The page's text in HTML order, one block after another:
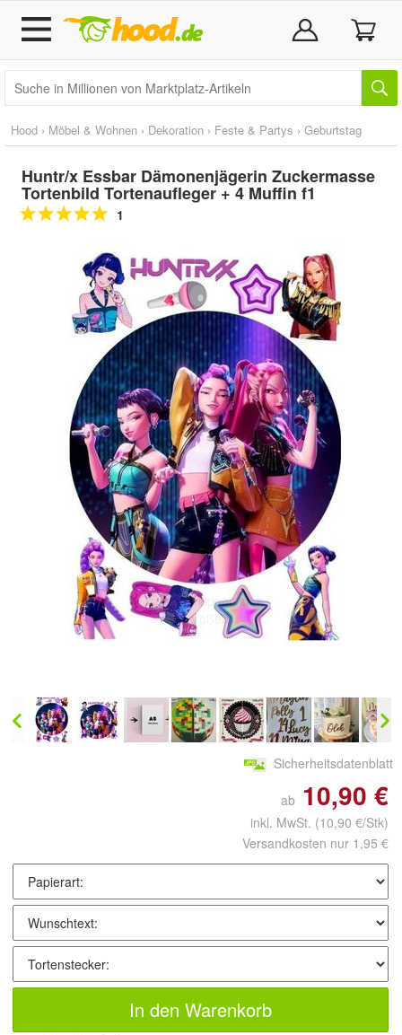
Hood › Möbel & Wohnen › Dekoration › Feste & Partys › Geburtstag
Huntr/x Essbar Dämonenjägerin Zuckermasse
Tortenbild Tortenaufleger + 4 Muffin f1
1
Doppelt antippen zum
vergrößern
Sicherheitsdatenblatt
ab 10,90 €
inkl. MwSt. (10,90 €/Stk)
Versandkosten nur 1,95 €
In den Warenkorb